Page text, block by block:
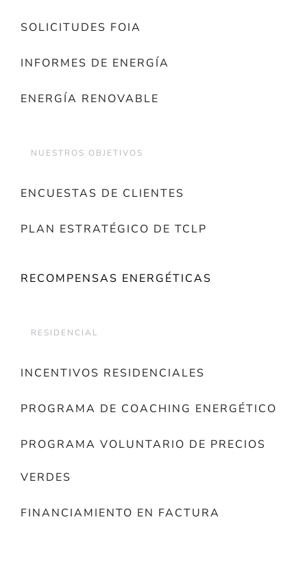
SOLICITUDES FOIA
INFORMES DE ENERGÍA
ENERGÍA RENOVABLE
NUESTROS OBJETIVOS
ENCUESTAS DE CLIENTES
PLAN ESTRATÉGICO DE TCLP
RECOMPENSAS ENERGÉTICAS
RESIDENCIAL
INCENTIVOS RESIDENCIALES
PROGRAMA DE COACHING ENERGÉTICO
PROGRAMA VOLUNTARIO DE PRECIOS
VERDES
FINANCIAMIENTO EN FACTURA